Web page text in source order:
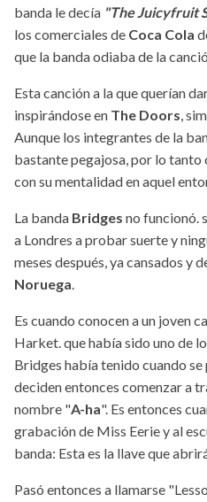
banda le decía "The Juicyfruit
los comerciales de Coca Cola
que la banda odiaba de la
Esta canción a la que querían
inspirándose en The Doors,
Aunque los integrantes de la
bastante pegajosa, por lo tanto
con su mentalidad en aquel
La banda Bridges no funcionó.
a Londres a probar suerte y
meses después, ya cansados y
Noruega.
Es cuando conocen a un joven
Harket. que había sido uno de
Bridges había tenido cuando
deciden entonces comenzar a
nombre "A-ha". Es entonces
grabación de Miss Eerie y al
banda: Esta es la llave que
Pasó entonces a llamarse